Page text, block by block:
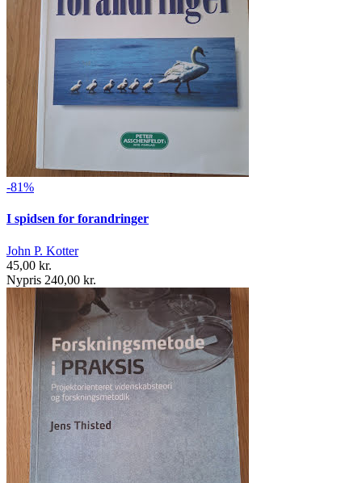
-81%
I spidsen for forandringer
John P. Kotter
45,00 kr.
Nypris 240,00 kr.